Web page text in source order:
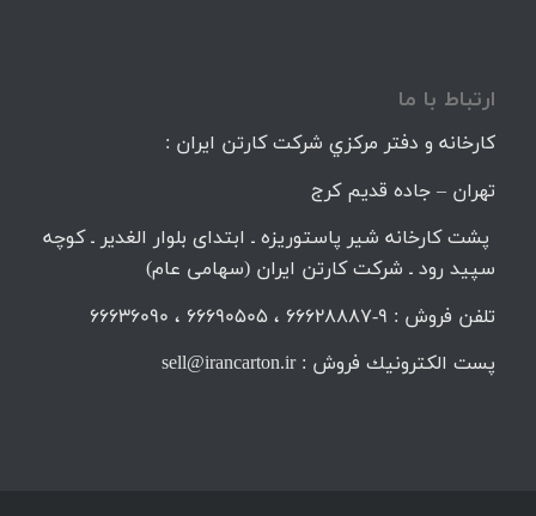
ارتباط با ما
كارخانه و دفتر مركزي شركت كارتن ايران :
تهران – جاده قديم كرج
پشت کارخانه شیر پاستوریزه ـ ابتدای بلوار الغدیر ـ کوچه
سپید رود ـ شرکت کارتن ایران (سهامی عام)
تلفن فروش : 9-66628887 ، 66690505 ، 66636090
پست الكترونيك فروش : sell@irancarton.ir